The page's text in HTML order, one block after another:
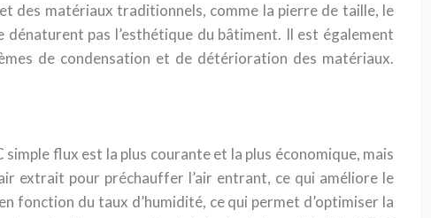
des matériaux traditionnels, comme la pierre de taille, le
pas l’esthétique du bâtiment. Il est également
de condensation et de détérioration des matériaux.
flux est la plus courante et la plus économique, mais
extrait pour préchauffer l’air entrant, ce qui améliore le
fonction du taux d’humidité, ce qui permet d’optimiser la